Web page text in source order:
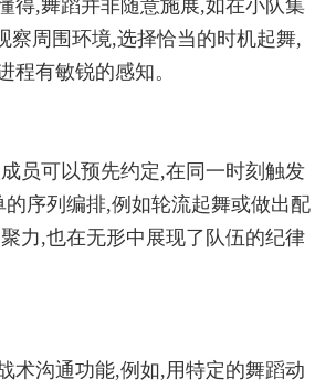
得,舞蹈并非随意施展,如在小队集
察周围环境,选择恰当的时机起舞,
有敏锐的感知。
员可以预先约定,在同一时刻触发
序列编排,例如轮流起舞或做出配
力,也在无形中展现了队伍的纪律
术沟通功能,例如,用特定的舞蹈动